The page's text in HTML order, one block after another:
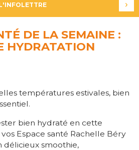
DE LA SEMAINE :
HYDRATATION
températures estivales, bien
bien hydraté en cette
Espace santé Rachelle Béry
délicieux smoothie,